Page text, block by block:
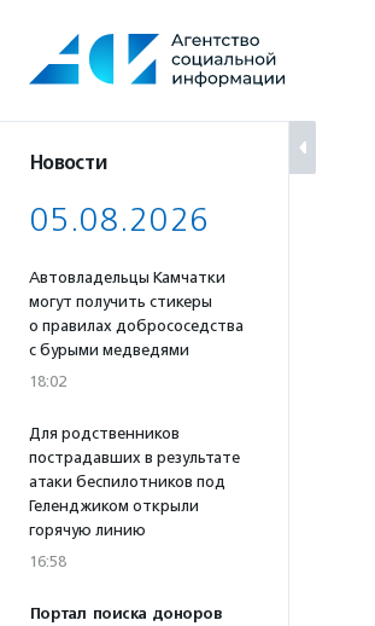
содержанию
Новости
05.08.2026
Автовладельцы Камчатки
могут получить стикеры
о правилах добрососедства
с бурыми медведями
18:02
Для родственников
пострадавших в результате
атаки беспилотников под
Геленджиком открыли
горячую линию
16:58
Портал поиска доноров